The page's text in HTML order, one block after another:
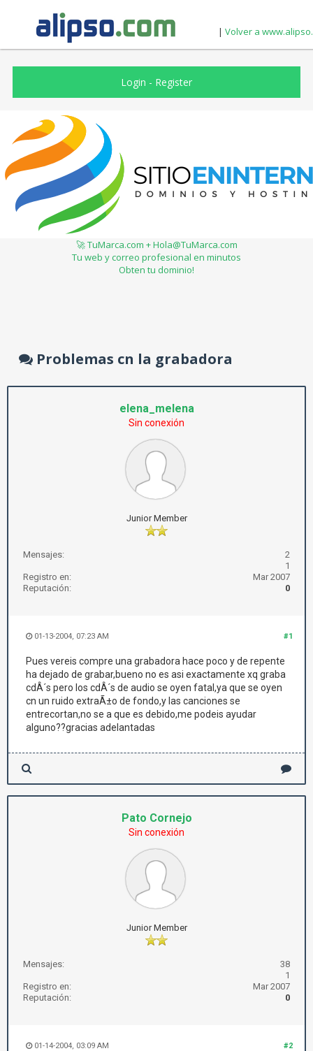
| Volver a
Login - Register
🚀 TuMarca.com + Hola@TuMarca.com
Tu web y correo profesional en minutos
Obten tu dominio!
Problemas cn la grabadora
elena_melena
Sin conexión
Junior Member
Mensajes:
2
1
Registro en:
Mar 2007
Reputación:
0
#1
01-13-2004, 07:23 AM
Pues vereis compre una grabadora hace poco y de repente
ha dejado de grabar,bueno no es asi exactamente xq graba
cdÂ´s pero los cdÂ´s de audio se oyen fatal,ya que se oyen
cn un ruido extraÃ±o de fondo,y las canciones se
entrecortan,no se a que es debido,me podeis ayudar
alguno??gracias adelantadas
Pato Cornejo
Sin conexión
Junior Member
Mensajes:
38
1
Registro en:
Mar 2007
Reputación:
0
#2
01-14-2004, 03:09 AM